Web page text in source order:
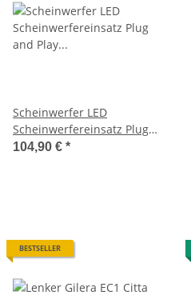
Scheinwerfer LED
Scheinwerfereinsatz Plug
and Play Piaggio SI -TZG--
104,90 € *
BESTSELLER